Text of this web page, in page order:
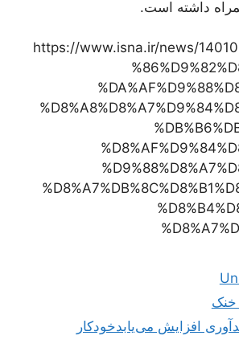
داشته است.
https://www.isna.ir/news/
خنک
افزایش می‌یابدخودکار